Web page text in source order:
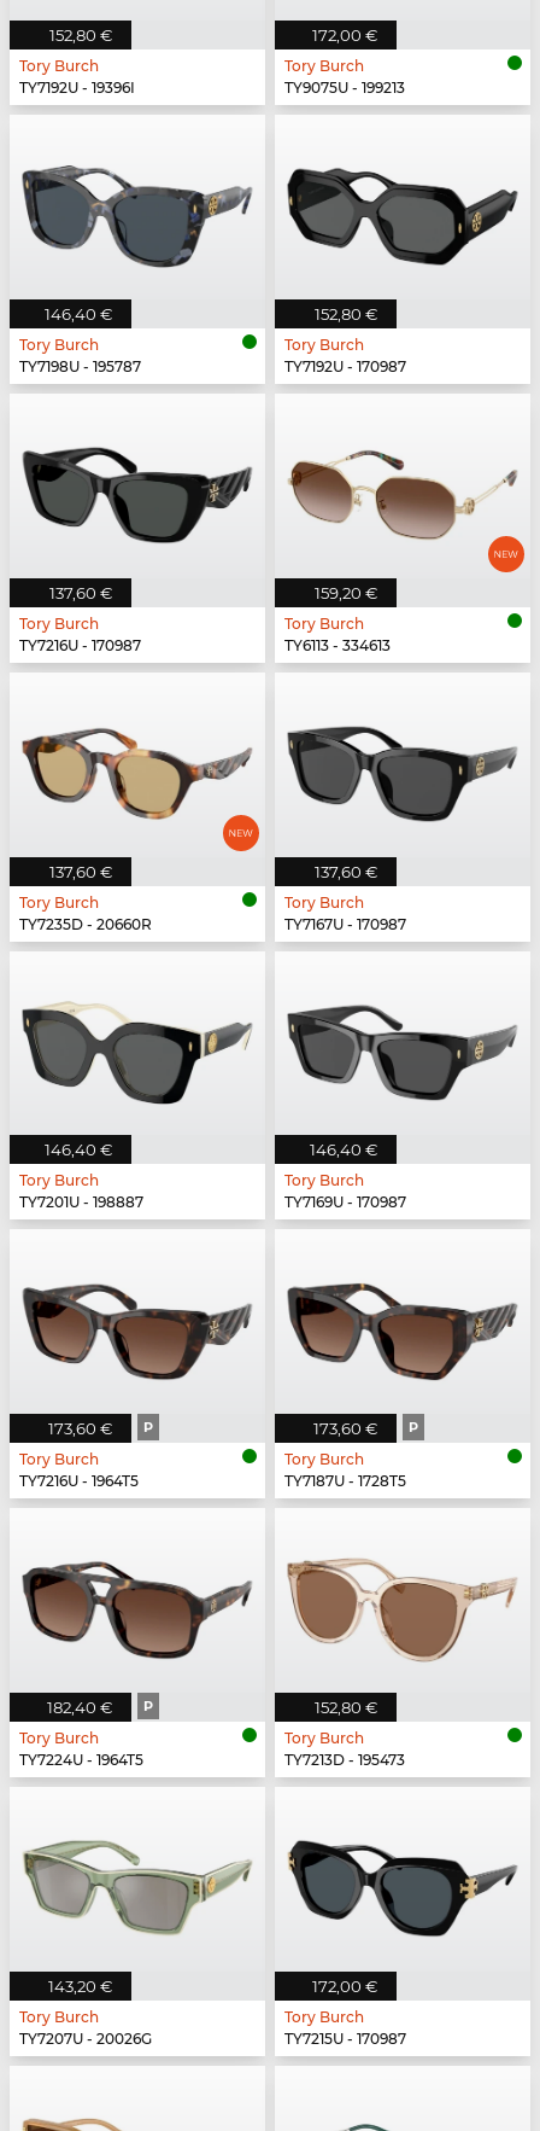
152,80 €
Tory Burch
TY7192U - 19396I
172,00 €
Tory Burch
TY9075U - 199213
146,40 €
Tory Burch
TY7198U - 195787
152,80 €
Tory Burch
TY7192U - 170987
137,60 €
Tory Burch
TY7216U - 170987
159,20 €
Tory Burch
TY6113 - 334613
137,60 €
Tory Burch
TY7235D - 20660R
137,60 €
Tory Burch
TY7167U - 170987
146,40 €
Tory Burch
TY7201U - 198887
146,40 €
Tory Burch
TY7169U - 170987
173,60 € P
Tory Burch
TY7216U - 1964T5
173,60 € P
Tory Burch
TY7187U - 1728T5
182,40 € P
Tory Burch
TY7224U - 1964T5
152,80 €
Tory Burch
TY7213D - 195473
143,20 €
Tory Burch
TY7207U - 20026G
172,00 €
Tory Burch
TY7215U - 170987